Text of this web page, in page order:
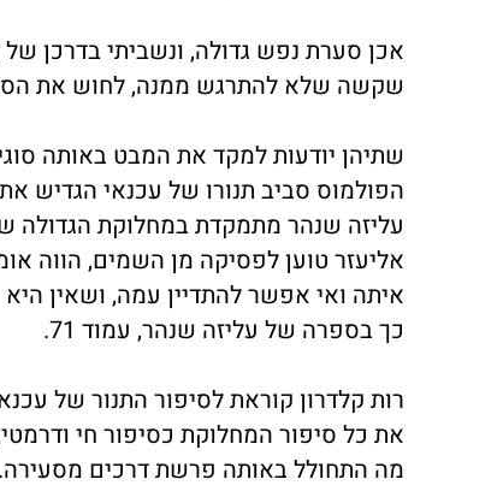
אכן סערת נפש גדולה, ונשביתי בדרכן
שקשה שלא להתרגש ממנה, לחוש את
שתיהן יודעות למקד את המבט באותה
הפולמוס סביב תנורו של עכנאי הגדיש
עליזה שנהר מתמקדת במחלוקת הגדולה
אליעזר טוען לפסיקה מן השמים, הווה
איתה ואי אפשר להתדיין עמה, ושאין
כך בספרה של עליזה שנהר, עמוד 71.
רות קלדרון קוראת לסיפור התנור של
את כל סיפור המחלוקת כסיפור חי
מה התחולל באותה פרשת דרכים מסעירה.